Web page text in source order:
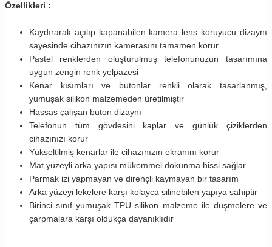
Özellikleri :
Kaydırarak açılıp kapanabilen kamera lens koruyucu dizaynı
sayesinde cihazınızın kamerasını tamamen korur
Pastel renklerden oluşturulmuş telefonunuzun tasarımına
uygun zengin renk yelpazesi
Kenar kısımları ve butonlar renkli olarak tasarlanmış,
yumuşak silikon malzemeden üretilmiştir
Hassas çalışan buton dizaynı
Telefonun tüm gövdesini kaplar ve günlük çiziklerden
cihazınızı korur
Yükseltilmiş kenarlar ile cihazınızın ekranını korur
Mat yüzeyli arka yapısı mükemmel dokunma hissi sağlar
Parmak izi yapmayan ve dirençli kaymayan bir tasarım
Arka yüzeyi lekelere karşı kolayca silinebilen yapıya sahiptir
Birinci sınıf yumuşak TPU silikon malzeme ile düşmelere ve
çarpmalara karşı oldukça dayanıklıdır